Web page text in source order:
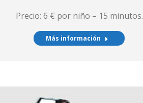
Precio: 6 € por niño – 15 minutos.
Más información